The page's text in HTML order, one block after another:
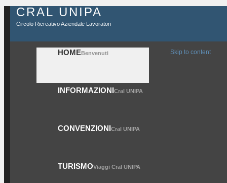
CRAL UNIPA
Circolo Ricreativo Aziendale Lavoratori
HOMEBenvenuti
INFORMAZIONICral UNIPA
CONVENZIONICral UNIPA
TURISMOViaggi Cral UNIPA
Skip to content